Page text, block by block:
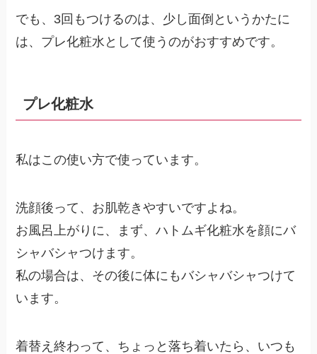
でも、3回もつけるのは、少し面倒というかたに
は、プレ化粧水として使うのがおすすめです。
プレ化粧水
私はこの使い方で使っています。
洗顔後って、お肌乾きやすいですよね。
お風呂上がりに、まず、ハトムギ化粧水を顔にバ
シャバシャつけます。
私の場合は、その後に体にもバシャバシャつけて
います。
着替え終わって、ちょっと落ち着いたら、いつも